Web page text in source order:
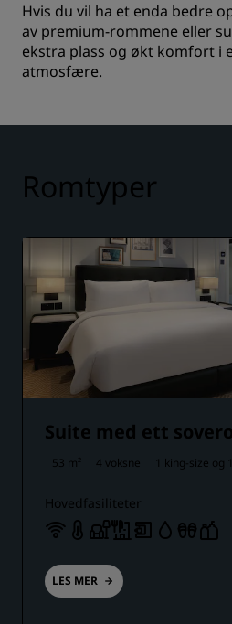
Hvis du vil ha et enda bedre
av premium-rommene eller
ekstra plass og økt komfort i
atmosfære.
Romtyper
Suite med ett
53 m² 4 voksne 1 king-size og
Hovedfasiliteter
LES MER